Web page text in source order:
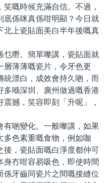
嘅時候充滿自信。不過，
底係咪真係咁明顯？今日就
北上瓷貼面美白半年後嘅真
嘢。簡單嚟講，瓷貼面就
層薄薄嘅瓷片，令牙色更
統漂白，成效會持久啲，而
多喺深圳、廣州做過嘅香港
撼，笑容即刻「升呢」，
啲變化。一般嚟講，如果
多色素重嘅食物，例如咖
後，瓷貼面嘅白淨度都仲可
身冇咁容易吸色，即使時間
係牙齒同瓷片之間嘅接縫位